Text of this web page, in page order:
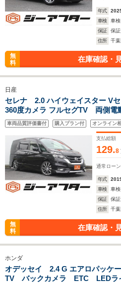
年式
車検
車
保証
保
住所
千
無
料
在庫確認・
日産
セレナ 2.0 ハイウェイスター V
360度カメラ フルセグTV 両側
ト 衝突軽減ブレーキ クルーズ
トキー プッシュスタート
車両品質評価書付 購入プラン付 オンライン
支払総額
129.8
通常ローン
年式
車検
車
保証
保
住所
千
無
料
在庫確認・
ホンダ
オデッセイ 2.4 G エアロパッ
TV バックカメラ ETC LEDラ